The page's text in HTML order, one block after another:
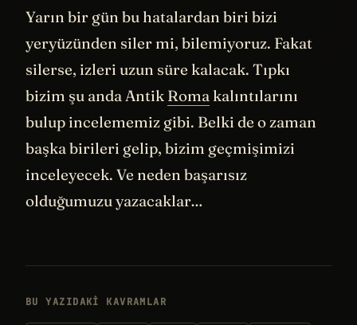
Yarın bir gün bu hatalardan biri bizi
yeryüzünden siler mi, bilemiyoruz. Fakat
silerse, izleri uzun süre kalacak. Tıpkı
bizim şu anda Antik Roma kalıntılarını
bulup incelememiz gibi. Belki de o zaman
başka birileri gelip, bizim geçmişimizi
inceleyecek. Ve neden başarısız
olduğumuzu yazacaklar…
BU YAZIDAKI KAVRAMLAR